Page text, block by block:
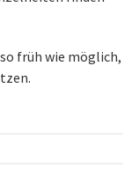
früh wie möglich,